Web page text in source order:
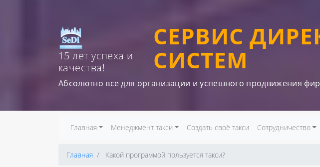
15 лет успеха и
качества!
СЕРВИС
СИСТЕМ
Абсолютно все для организации и успешного продвижения
Главная Менеджмент такси Создать своё такси Сотрудничество
Главная Какой программой пользуется такси?